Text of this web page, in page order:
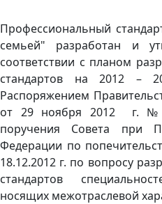
Профессиональный
семьей" разработан и
соответствии с планом
стандартов на 2012 –
Распоряжением
от 29 ноября 2012 г.
поручения Совета при
Федерации по
18.12.2012 г. по вопросу
стандартов
носящих межотраслевой